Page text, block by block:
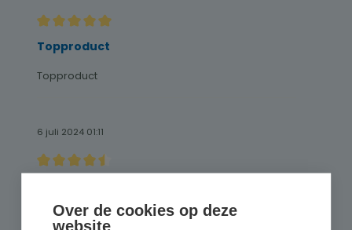
Recensie met een waardering van 5 van de 5 sterren
Topproduct
Topproduct
6 juli 2024 01:11
Perfect
Over de cookies op deze
website